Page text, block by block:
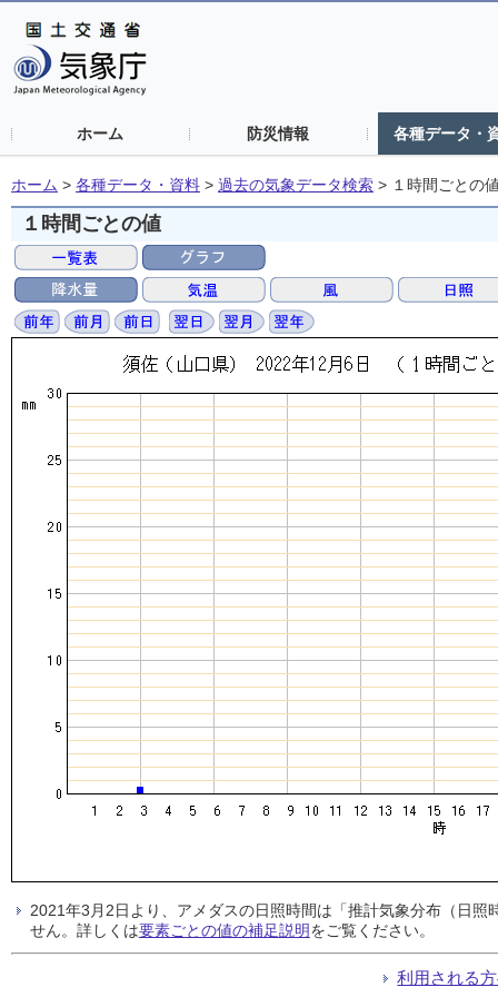
ホーム 防災情報 各種データ・
ホーム > 各種データ・資料 > 過去の気象データ検索 > １時間ごとの
１時間ごとの値
2021年3月2日より、アメダスの日照時間は「推計気象分布（日
せん。詳しくは要素ごとの値の補足説明をご覧ください。
利用される